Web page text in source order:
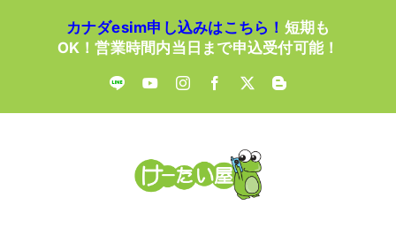
カナダesim申し込みはこちら！ 短期も
OK！営業時間内当日まで申込受付可能！
LINE YouTubeInstagramFacebook
X Blogger